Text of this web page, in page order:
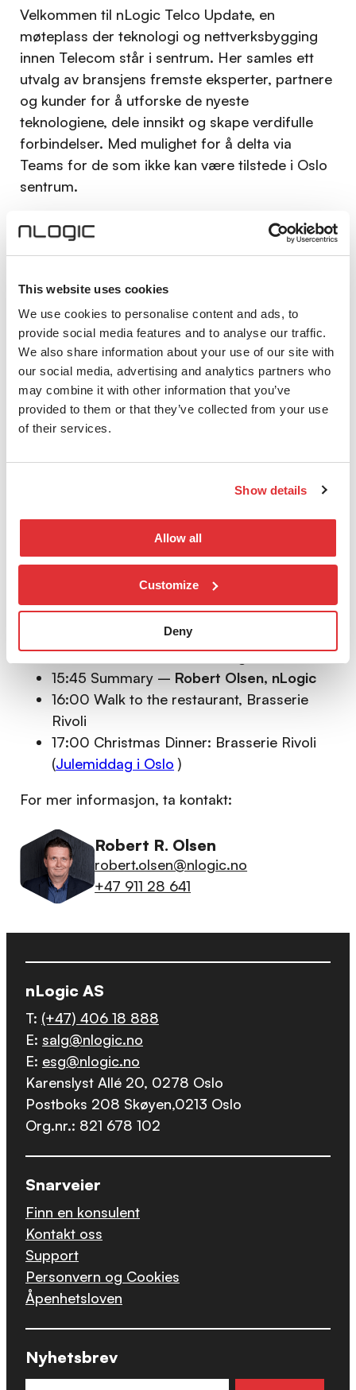
This website uses cookies
We use cookies to personalise content and ads, to
provide social media features and to analyse our traffic.
We also share information about your use of our site with
our social media, advertising and analytics partners who
may combine it with other information that you’ve
provided to them or that they’ve collected from your use
of their services.
Show details
Allow all
Customize
Deny
Velkommen til nLogic Telco Update, en
møteplass der teknologi og nettverksbygging
innen Telecom står i sentrum. Her samles ett
utvalg av bransjens fremste eksperter, partnere
og kunder for å utforske de nyeste
teknologiene, dele innsikt og skape verdifulle
forbindelser. Med mulighet for å delta via
Teams for de som ikke kan være tilstede i Oslo
sentrum.
Praktisk informasjon
Sted: INC. Tollgaarden, Schweigaards gate
15, 0191 Oslo (close to Oslo Central Train
Med mulighet for å delta via Teams
Dato: 26. november 2025
Tid: 13:00 – 16:00, middag fra 17:00
Agenda
13:15 nLogic introduction –Robert Olsen,
14:00 Optical DCI, P2P –
nLogic
14:45 Private 5G –Jan Hageløkken,
15:15 Automation –NN, nLogic
15:45 Summary – Robert Olsen, nLogic
16:00 Walk to the restaurant, Brasserie
Rivoli
17:00 Christmas Dinner: Brasserie Rivoli
(Julemiddag i Oslo )
For mer informasjon, ta kontakt:
Robert R. Olsen
robert.olsen@nlogic.no
+47 911 28 641
nLogic AS
T: (+47) 406 18 888
E: salg@nlogic.no
E: esg@nlogic.no
Karenslyst Allé 20, 0278 Oslo
Postboks 208 Skøyen,0213 Oslo
Org.nr.: 821 678 102
Snarveier
Finn en konsulent
Kontakt oss
Support
Personvern og Cookies
Åpenhetsloven
Nyhetsbrev